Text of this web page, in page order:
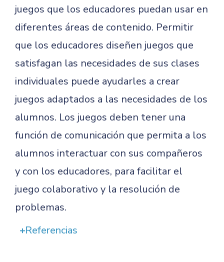
juegos que los educadores puedan usar en
diferentes áreas de contenido. Permitir
que los educadores diseñen juegos que
satisfagan las necesidades de sus clases
individuales puede ayudarles a crear
juegos adaptados a las necesidades de los
alumnos. Los juegos deben tener una
función de comunicación que permita a los
alumnos interactuar con sus compañeros
y con los educadores, para facilitar el
juego colaborativo y la resolución de
problemas.
Referencias